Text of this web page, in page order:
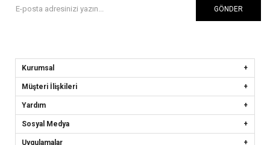
GÖNDER
Kurumsal
Müşteri İlişkileri
Yardım
Sosyal Medya
Uygulamalar